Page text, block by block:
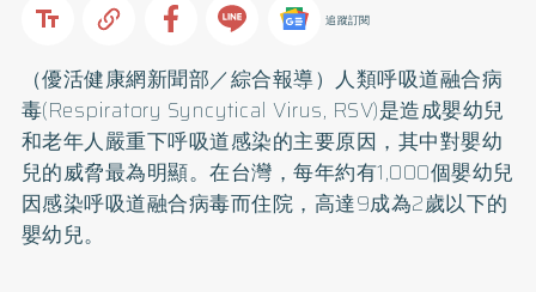
追蹤訂閱
（優活健康網新聞部／綜合報導）人類呼吸道融合病
毒(Respiratory Syncytical Virus, RSV)是造成嬰幼兒
和老年人嚴重下呼吸道感染的主要原因，其中對嬰幼
兒的威脅最為明顯。在台灣，每年約有1,000個嬰幼兒
因感染呼吸道融合病毒而住院，高達9成為2歲以下的
嬰幼兒。